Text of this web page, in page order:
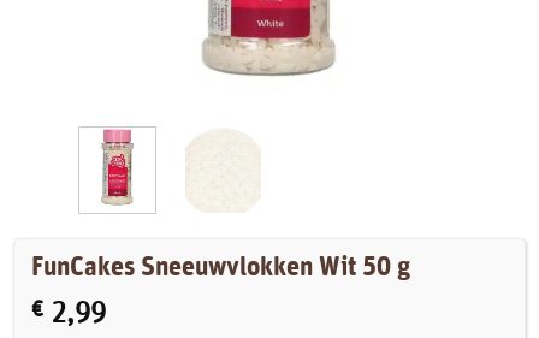
FunCakes Sneeuwvlokken Wit 50 g
€ 2,99